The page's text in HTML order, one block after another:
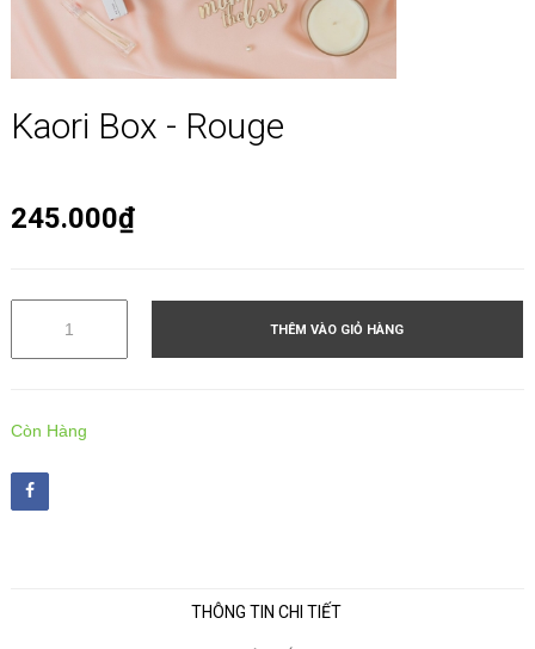
Kaori Box - Rouge
245.000₫
THÊM VÀO GIỎ HÀNG
Còn Hàng
THÔNG TIN CHI TIẾT